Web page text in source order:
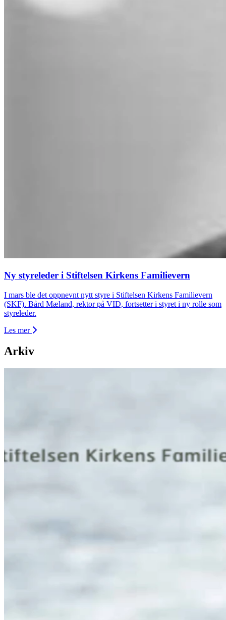
Ny styreleder i Stiftelsen Kirkens Familievern
I mars ble det oppnevnt nytt styre i Stiftelsen Kirkens Familievern
(SKF). Bård Mæland, rektor på VID, fortsetter i styret i ny rolle som
styreleder.
Les mer
Arkiv